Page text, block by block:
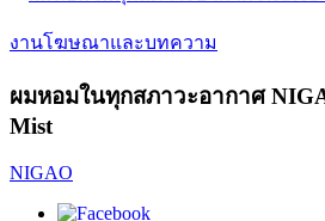
งานโฆษณาและบทความ
ผมหอมในทุกสภาวะอากาศ
Mist
NIGAO